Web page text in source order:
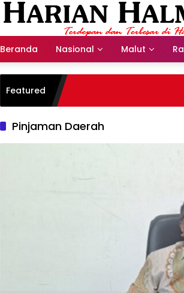
Beranda Nasional Malut
Featured
Pinjaman Daerah